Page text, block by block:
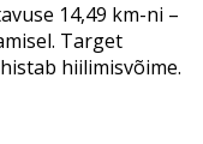
14,49 km-ni –
Target
hiilimisvõime.